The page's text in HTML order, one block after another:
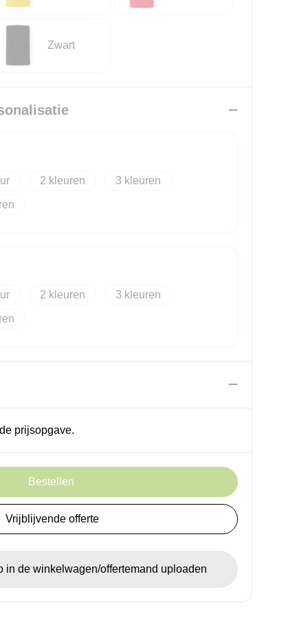
Zwart
2 3
2 3
prijsopgave.
Bestellen
Vrijblijvende offerte
in de winkelwagen/offertemand uploaden